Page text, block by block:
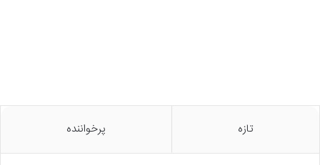
تازه پرخواننده